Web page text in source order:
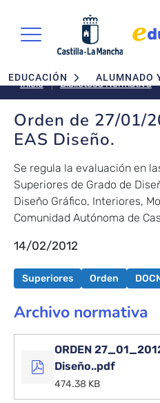
Navegación principal
EDUCACIÓN ALUMNADO
Inicio Biblioteca Normativa
Orden de 27/01/
EAS Diseño.
Se regula la evaluación en
Superiores de Grado de
Diseño Gráfico, Interiores,
Comunidad Autónoma de
14/02/2012
Superiores Orden
Archivo normativa
ORDEN
Diseño..pdf
474.38 KB